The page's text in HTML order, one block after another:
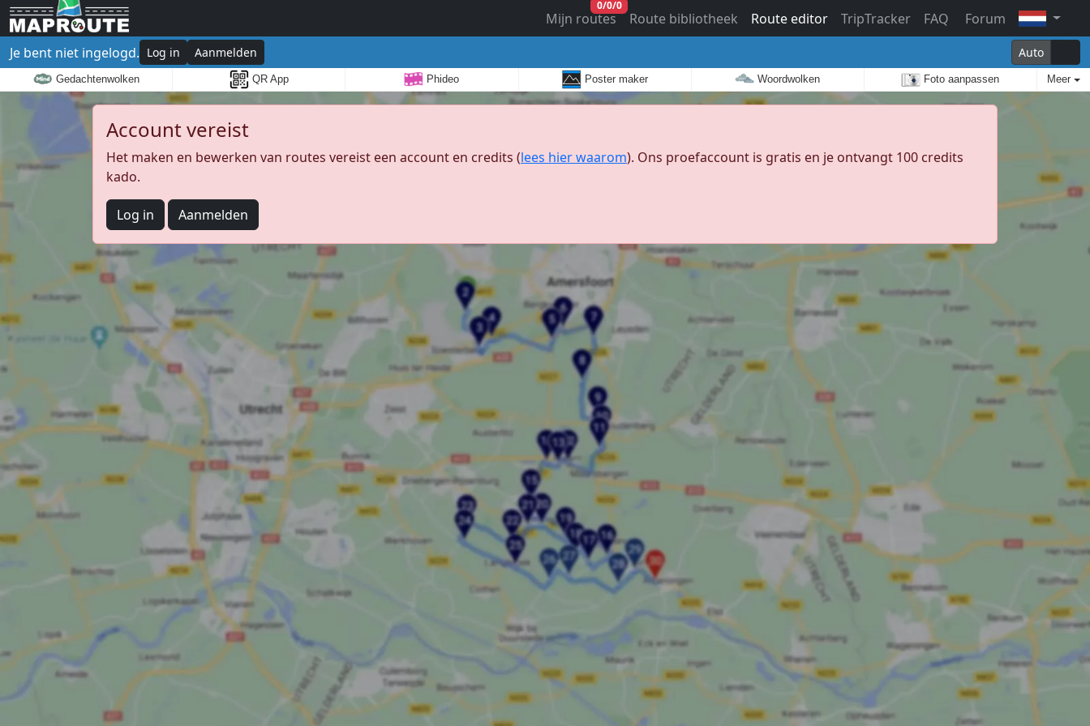
Mijn routes
0/0/0
Route bibliotheek Route editor TripTracker FAQ
Forum
Je bent niet ingelogd. Log in Aanmelden Auto
Gedachtenwolken QR App Phideo Poster maker Woordwolken Foto aanpassen Meer
Account vereist
Het maken en bewerken van routes vereist een account en credits (lees hier waarom). Ons proefaccount is gratis en je ontvangt 100 credits
kado.
Log in Aanmelden